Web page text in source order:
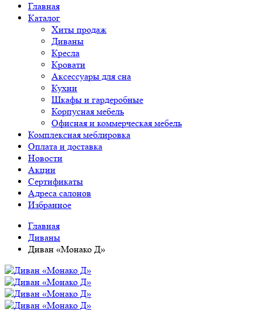
Главная
Каталог
Хиты продаж
Диваны
Кресла
Кровати
Аксессуары для сна
Кухни
Шкафы и гардеробные
Корпусная мебель
Офисная и коммерческая мебель
Комплексная меблировка
Оплата и доставка
Новости
Акции
Сертификаты
Адреса салонов
Избранное
Главная
Диваны
Диван «Монако Д»